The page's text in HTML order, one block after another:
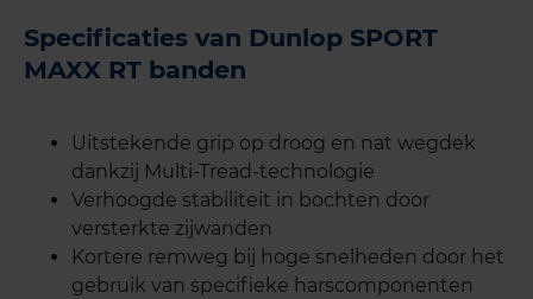
Specificaties van Dunlop SPORT
MAXX RT banden
Uitstekende grip op droog en nat wegdek
dankzij Multi-Tread-technologie
Verhoogde stabiliteit in bochten door
versterkte zijwanden
Kortere remweg bij hoge snelheden door het
gebruik van specifieke harscomponenten